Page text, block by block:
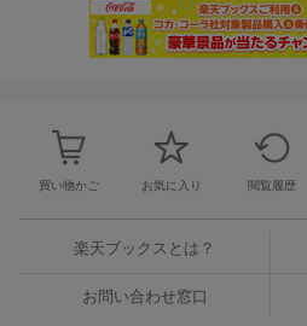
買い物かご お気に入り 閲覧履歴
楽天ブックスとは？
お問い合わせ窓口